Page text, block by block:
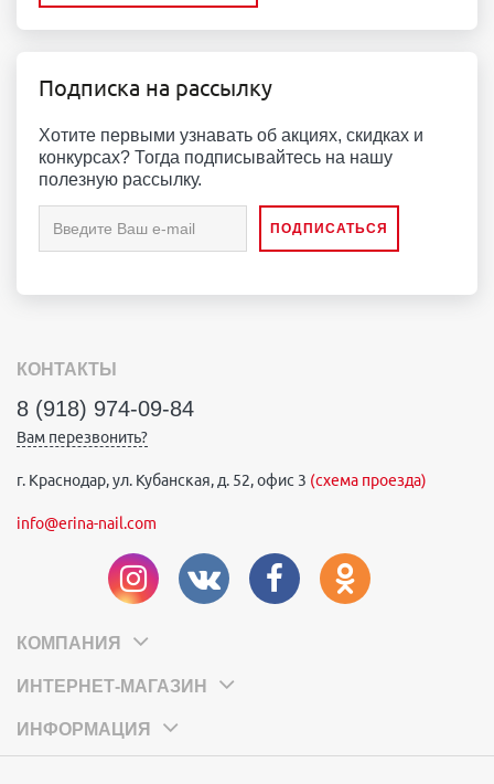
Подписка на рассылку
Хотите первыми узнавать об акциях, скидках и
конкурсах? Тогда подписывайтесь на нашу
полезную рассылку.
КОНТАКТЫ
8 (918) 974-09-84
Вам перезвонить?
г. Краснодар, ул. Кубанская, д. 52, офис 3 (схема проезда)
info@erina-nail.com
КОМПАНИЯ
ИНТЕРНЕТ-МАГАЗИН
ИНФОРМАЦИЯ